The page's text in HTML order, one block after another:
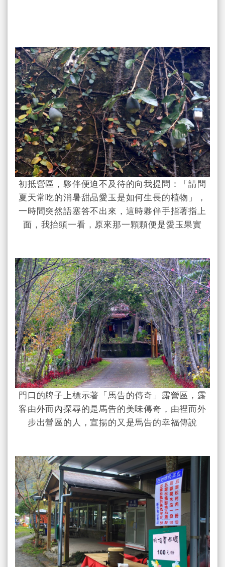
初抵營區，夥伴便迫不及待的向我提問：「請問
夏天常吃的消暑甜品愛玉是如何生長的植物」，
一時間突然語塞答不出來，這時夥伴手指著指上
面，我抬頭一看，原來那一顆顆便是愛玉果實
門口的牌子上標示著「馬告的傳奇」露營區，露
客由外而內探尋的是馬告的美味傳奇，由裡而外
步出營區的人，宣揚的又是馬告的幸福傳說